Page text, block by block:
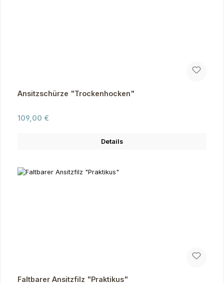
Ansitzschürze "Trockenhocken"
Regulärer Preis:
109,00 €
Details
Faltbarer Ansitzfilz "Praktikus"